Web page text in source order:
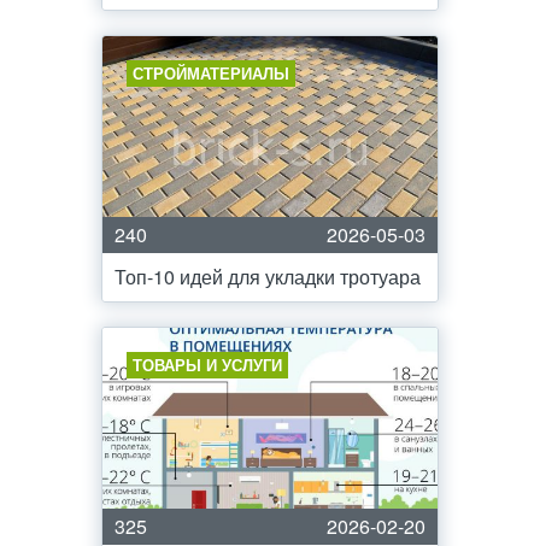
СТРОЙМАТЕРИАЛЫ
240
2026-05-03
Топ-10 идей для укладки тротуара
ТОВАРЫ И УСЛУГИ
325
2026-02-20